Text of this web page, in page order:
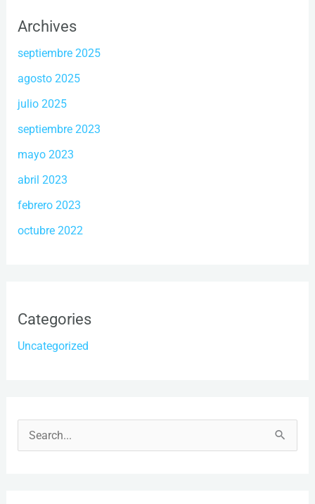
Archives
septiembre 2025
agosto 2025
julio 2025
septiembre 2023
mayo 2023
abril 2023
febrero 2023
octubre 2022
Categories
Uncategorized